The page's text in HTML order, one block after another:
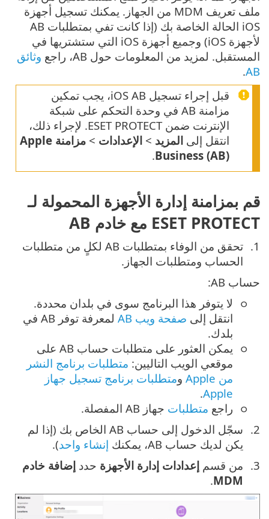
ملف تعريف MDM من الجهاز. يمكنك تسجيل أجهزة
iOS الحالة الخاصة بك (إذا كانت تفي بمتطلبات AB
لأجهزة iOS) وجميع أجهزة iOS التي ستشتريها في
المستقبل. لمزيد من المعلومات حول AB، راجع
وثائق
AB
.
قبل إجراء تسجيل iOS AB، يجب تمكين
مزامنة AB في وحدة التحكم على شبكة
الإنترنت ضمن ESET PROTECT. لإجراء ذلك،
انتقل إلى المزيد > الإعدادات >
مزامنة Apple
Business (AB)
.
قم بمزامنة إدارة الأجهزة المحمولة لـ
ESET PROTECT مع خادم AB
تحقق من الوفاء بمتطلبات AB لكلٍ من متطلبات
الحساب ومتطلبات الجهاز.
حساب AB:
لا يتوفر هذا البرنامج سوى في بلدان محددة.
انتقل إلى صفحة ويب AB
لمعرفة توفر AB في
بلدك.
يمكن العثور على متطلبات حساب AB على
موقعي الويب التاليين: متطلبات برنامج النشر
من Apple
ومتطلبات برنامج تسجيل جهاز
Apple
.
راجع متطلبات جهاز AB المفصلة.
سجّل الدخول إلى حساب AB الخاص بك (إذا لم
يكن لديك حساب AB، يمكنك
إنشاء واحد).
من قسم إعدادات إدارة الأجهزة حدد إضافة خادم
MDM
.